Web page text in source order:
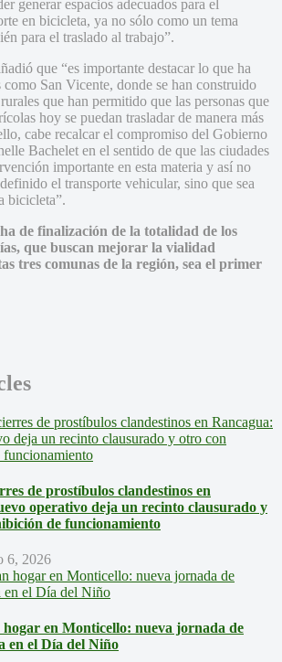
generar espacios adecuados para el
en bicicleta, ya no sólo como un tema
para el traslado al trabajo”.
que “es importante destacar lo que ha
San Vicente, donde se han construido
que han permitido que las personas que
hoy se puedan trasladar de manera más
cabe recalcar el compromiso del Gobierno
Bachelet en el sentido de que las ciudades
importante en esta materia y así no
el transporte vehicular, sino que sea
bicicleta”.
de finalización de la totalidad de los
que buscan mejorar la vialidad
tres comunas de la región, sea el primer
de prostíbulos clandestinos en
operativo deja un recinto clausurado y
de funcionamiento
6, 2026
hogar en Monticello: nueva jornada de
en el Día del Niño